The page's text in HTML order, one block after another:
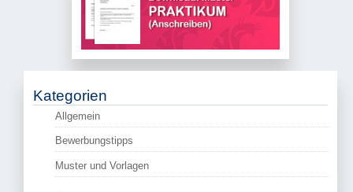
Kategorien
Allgemein
Bewerbungstipps
Muster und Vorlagen